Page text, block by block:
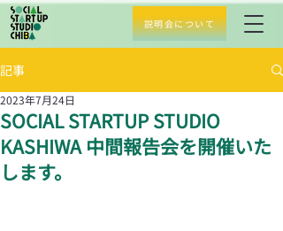
説明会について
記事
SOCIAL STARTUP STUDIO
KASHIWA 中間報告会を開催いた
します。
2023年7月24日